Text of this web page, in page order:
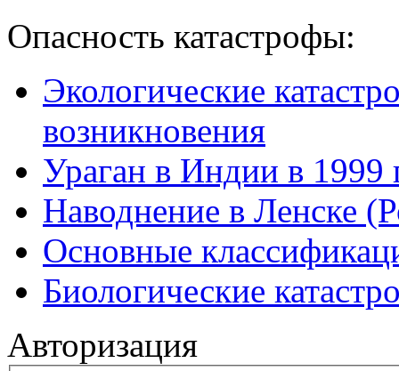
Опасность катастрофы:
Экологические
возникновения
Ураган в Индии в 1999
Наводнение в Ленске
Основные
Биологические
Авторизация